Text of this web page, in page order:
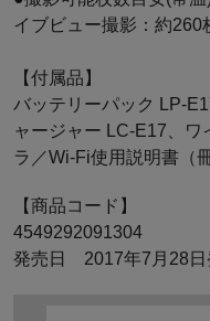
イブビュー撮影：約260
【付属品】
バッテリーパック LP-
ャージャー LC-E17、ワ
ラ／Wi-Fi使用説明書（
【商品コード】
4549292091304
発売日 2017年7月28日